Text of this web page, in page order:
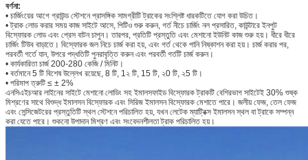
বর্ণনা:
• চার্জিংয়ের আগে গ্রাউন্ড স্টেশনে প্রাসঙ্গিক সামগ্রীটি ট্রাকের সংশ্লিষ্ট ধারকটিতে যোগ করা উচিত।
• ট্রাক লোড করার সময় কাজ সাইটে আসে, পিটিও শুরু করুন, গর্ত নীচে চার্জিং নল প্রসারিত, কাউন্টারে ইনপুট
বিস্ফোরক লোড এবং প্রেস বাটন চাপুন। তারপর, প্রতিটি প্রস্তুতি এবং মেশানো ইউনিট কাজ শুরু হয়। ধীরে ধীরে
চার্জিং টিউব বাড়াতে। বিস্ফোরক জল নিচে চার্জ করা হয়, এবং গর্ত থেকে পানি নিষ্কাশন করা হয়। চার্জ করার পর,
পরবর্তী গর্তে যান, উপরে পদ্ধতিটি পুনরাবৃত্তি করুন এবং পরবর্তী গর্তটি চার্জ করুন।
• কার্যকারিতা চার্জ 200-280 কেজি / মিনিট।
• বর্তমানে 5 টি বিশেষ উল্লেখ রয়েছে, 8 টি, 1২ টি, 15 টি, ২0 টি, ২5 টি।
• পরিমাপ ত্রুটি ≤ ± 2%
এনসিএইচআর লাইনের সাইটে মেশানো লোডিং সহ ইমালসফাইড বিস্ফোরক ট্রাকটি বেশিরভাগ সাইটেই 30% শুষ্ক
মিশ্রণের সাথে বিশুদ্ধ ইমালসন বিস্ফোরক এবং সিরিজ ইমালসন বিস্ফোরক মেশাতে পারে। জলীয় ফেজ, তেল ফেজ
এবং সেন্সিজেটরের প্রস্তুতিটি স্থল স্টেশনে পরিচালিত হয়, যখন লেটেক ম্যাট্রিক্স ইমালসন স্থল বা ট্রাকে সম্পন্ন
করা যেতে পারে। শুকনো উপাদান মিশ্রণ এবং সংবেদনশীলতা ট্রাক পরিচালিত হয়।